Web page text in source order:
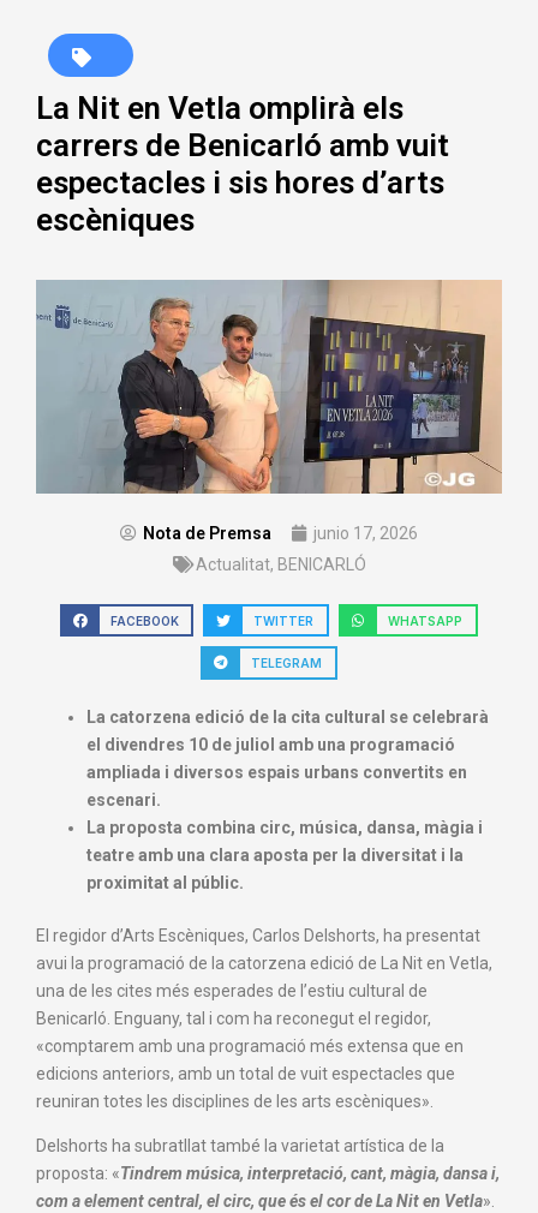
La Nit en Vetla omplirà els
carrers de Benicarló amb vuit
espectacles i sis hores d’arts
escèniques
Nota de Premsa
junio 17, 2026
Actualitat, BENICARLÓ
FACEBOOK TWITTER WHATSAPP
TELEGRAM
La catorzena edició de la cita cultural se celebrarà
el divendres 10 de juliol amb una programació
ampliada i diversos espais urbans convertits en
escenari.
La proposta combina circ, música, dansa, màgia i
teatre amb una clara aposta per la diversitat i la
proximitat al públic.
El regidor d’Arts Escèniques, Carlos Delshorts, ha presentat
avui la programació de la catorzena edició de La Nit en Vetla,
una de les cites més esperades de l’estiu cultural de
Benicarló. Enguany, tal i com ha reconegut el regidor,
«comptarem amb una programació més extensa que en
edicions anteriors, amb un total de vuit espectacles que
reuniran totes les disciplines de les arts escèniques».
Delshorts ha subratllat també la varietat artística de la
proposta: «Tindrem música, interpretació, cant, màgia, dansa i,
com a element central, el circ, que és el cor de La Nit en Vetla».